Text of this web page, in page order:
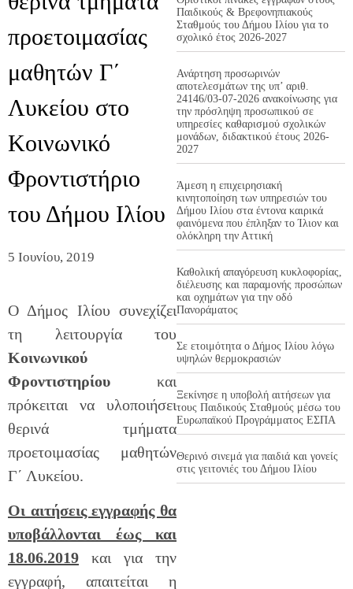
προετοιμασίας
μαθητών Γ΄
Λυκείου στο
Κοινωνικό
Φροντιστήριο
του Δήμου Ιλίου
5 Ιουνίου, 2019
Ο Δήμος Ιλίου συνεχίζει
τη λειτουργία του
Κοινωνικού
Φροντιστηρίου και
πρόκειται να υλοποιήσει
θερινά τμήματα
προετοιμασίας μαθητών
Γ΄ Λυκείου.
Οι αιτήσεις εγγραφής θα
υποβάλλονται έως και
18.06.2019 και για την
εγγραφή, απαιτείται η
Παιδικούς & Βρεφονηπιακούς
Σταθμούς του Δήμου Ιλίου για το
σχολικό έτος 2026-2027
Ανάρτηση προσωρινών
αποτελεσμάτων της υπ’ αριθ.
24146/03-07-2026 ανακοίνωσης για
την πρόσληψη προσωπικού σε
υπηρεσίες καθαρισμού σχολικών
μονάδων, διδακτικού έτους 2026-
2027
Άμεση η επιχειρησιακή
κινητοποίηση των υπηρεσιών του
Δήμου Ιλίου στα έντονα καιρικά
φαινόμενα που έπληξαν το Ίλιον και
ολόκληρη την Αττική
Καθολική απαγόρευση κυκλοφορίας,
διέλευσης και παραμονής προσώπων
και οχημάτων για την οδό
Πανοράματος
Σε ετοιμότητα ο Δήμος Ιλίου λόγω
υψηλών θερμοκρασιών
Ξεκίνησε η υποβολή αιτήσεων για
τους Παιδικούς Σταθμούς μέσω του
Ευρωπαϊκού Προγράμματος ΕΣΠΑ
Θερινό σινεμά για παιδιά και γονείς
στις γειτονιές του Δήμου Ιλίου